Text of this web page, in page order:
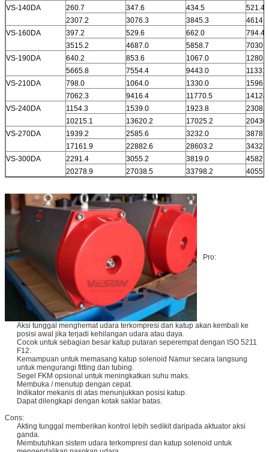
VS-140DA
260.7 347.6 434.5
521.4
2307.2
3076.3 3845.3
4614.4
VS-160DA
397.2 529.6 662.0
794.4
3515.2
4687.0 5858.7
7030.4
VS-190DA
640.2 853.6 1067.0
1280.4
5665.8
7554.4 9443.0
VS-210DA
798.0 1064.0 1330.0
1596.0
7062.3
9416.4 11770.5
VS-240DA
1154.3 1539.0 1923.8
2308.5
10215.1
13620.2 17025.2
VS-270DA
1939.2 2585.6 3232.0
3878.4
17161.9
22882.6 28603.2
VS-300DA
2291.4 3055.2 3819.0
4582.8
20278.9
27038.5 33798.2
Pro:
Aksi tunggal menghemat udara terkompresi dan katup akan kembali ke
posisi awal jika terjadi kehilangan udara atau daya.
Cocok untuk sebagian besar katup putaran seperempat dengan ISO 5211
F12.
Kemampuan untuk memasang katup solenoid Namur secara langsung
untuk mengurangi fitting dan tubing.
Segel FKM opsional untuk meningkatkan suhu maks.
Membuka / menutup dengan cepat.
Indikator mekanis di atas menunjukkan posisi katup.
Dapat dilengkapi dengan kotak saklar batas.
Cons:
Akting tunggal memberikan kontrol lebih sedikit daripada aktuator aksi
ganda.
Membutuhkan sistem udara terkompresi dan katup solenoid untuk